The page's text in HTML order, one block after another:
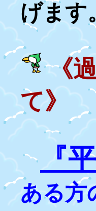
げます
《
て》
『
ある方